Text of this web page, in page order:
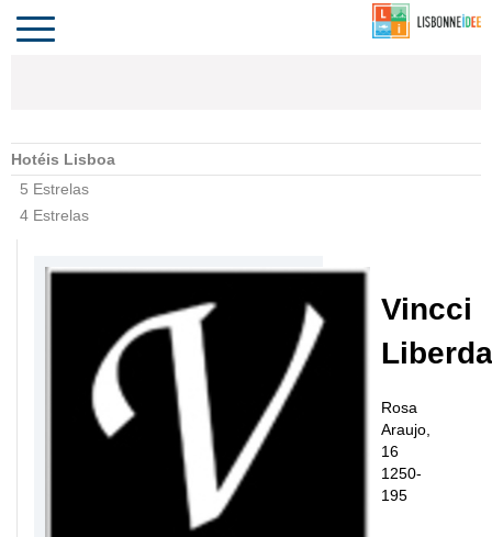
PORTUGAL
Toggle
navigation
Hotéis Lisboa
5 Estrelas
4 Estrelas
Vincci
Rosa
Araujo,
16
1250-
195